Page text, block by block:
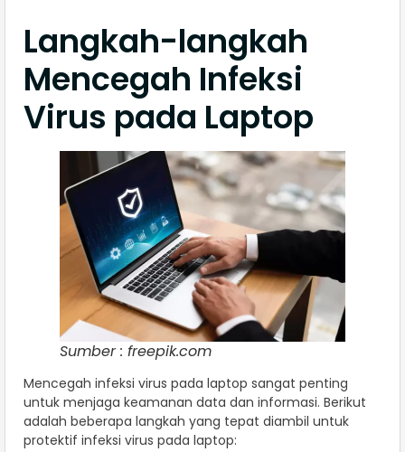
Langkah-langkah
Mencegah Infeksi
Virus pada Laptop
Sumber : freepik.com
Mencegah infeksi virus pada laptop sangat penting
untuk menjaga keamanan data dan informasi. Berikut
adalah beberapa langkah yang tepat diambil untuk
protektif infeksi virus pada laptop: